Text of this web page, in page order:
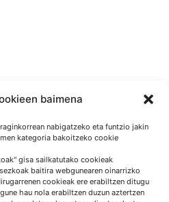
baimena
nabigatzeko eta funtzio jakin
kategoria bakoitzeko cookie
gisa sailkatutako cookieak
baitira webgunearen oinarrizko
cookieak ere erabiltzen ditugu
hau nola erabiltzen duzun aztertzen